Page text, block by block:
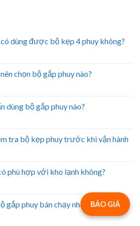
dùng được bộ kẹp 4 phuy không?
chọn bộ gắp phuy nào?
dùng bộ gắp phuy nào?
tra bộ kẹp phuy trước khi vận hành
phù hợp với kho lạnh không?
gắp phuy bán chạy nhất hiện nay
BÁO GIÁ